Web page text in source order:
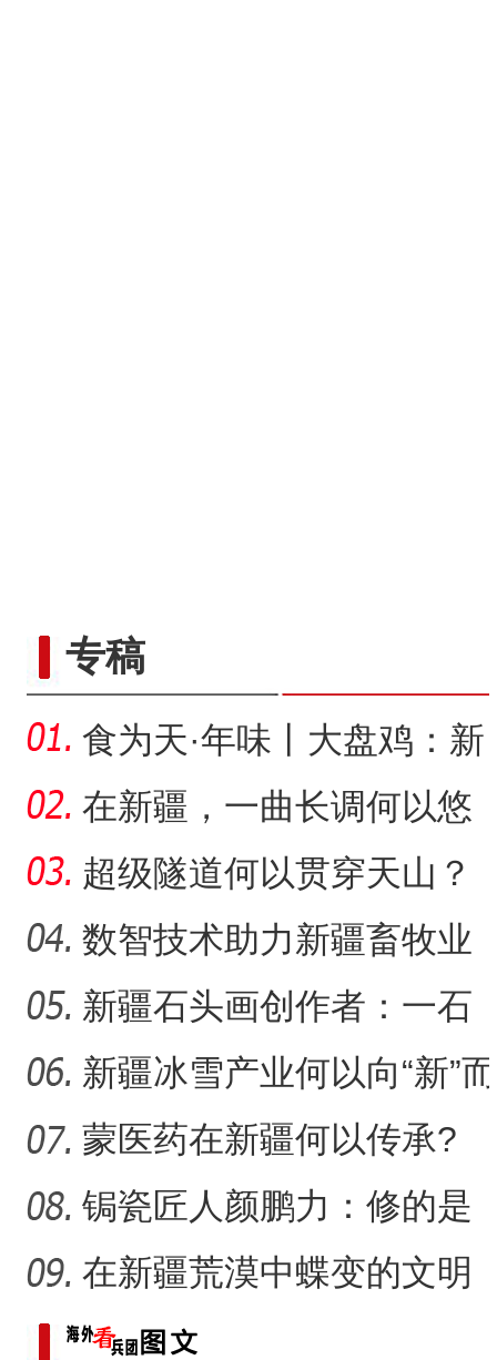
专稿
食为天·年味丨大盘鸡：新
疆春节餐桌上的年味担当
在新疆，一曲长调何以悠
扬？
超级隧道何以贯穿天山？
数智技术助力新疆畜牧业
走“新”路
新疆石头画创作者：一石
一画乐在其中
新疆冰雪产业何以向“新”而
行？
蒙医药在新疆何以传承?
锔瓷匠人颜鹏力：修的是
瓷，也是“情”
在新疆荒漠中蝶变的文明
村镇